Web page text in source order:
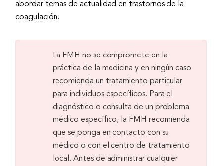
abordar temas de actualidad en trastornos de la
coagulación.
La FMH no se compromete en la
práctica de la medicina y en ningún caso
recomienda un tratamiento particular
para individuos específicos. Para el
diagnóstico o consulta de un problema
médico específico, la FMH recomienda
que se ponga en contacto con su
médico o con el centro de tratamiento
local. Antes de administrar cualquier